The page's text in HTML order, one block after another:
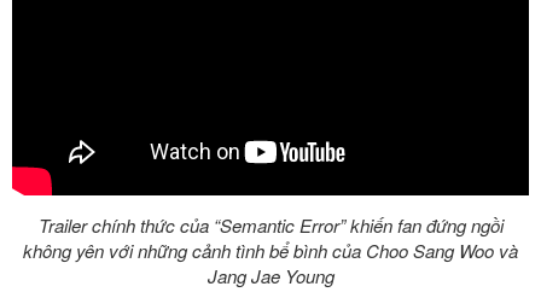
Trailer chính thức của “Semantic Error” khiến fan đứng ngồi
không yên với những cảnh tình bể bình của Choo Sang Woo và
Jang Jae Young